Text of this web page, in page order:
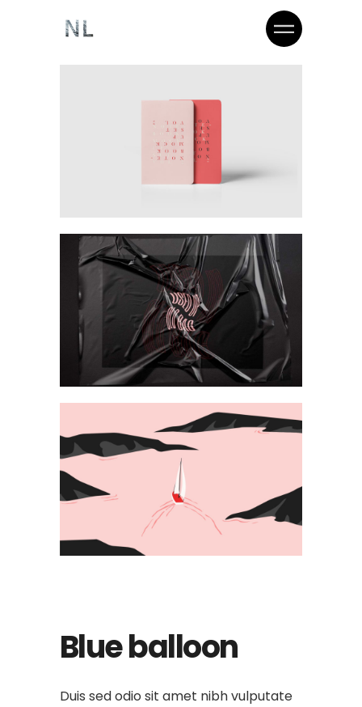
Blue balloon
Duis sed odio sit amet nibh vulputate